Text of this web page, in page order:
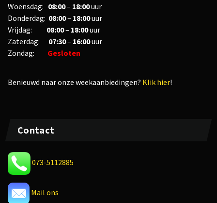
Woensdag: 08:00– 18:00uur
Donderdag: 08:00– 18:00uur
Vrijdag: 08:00– 18:00uur
Zaterdag: 07:30– 16:00uur
Zondag: Gesloten
Benieuwd naar onze weekaanbiedingen? Klik hier!
Contact
073-5112885
Mail ons